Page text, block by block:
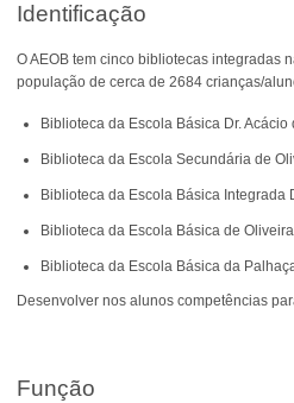
Identificação
O AEOB tem cinco bibliotecas integradas
população de cerca de 2684 crianças/
Biblioteca da Escola Básica Dr. Acácio
Biblioteca da Escola Secundária de
Biblioteca da Escola Básica Integrada
Biblioteca da Escola Básica de
Biblioteca da Escola Básica da
Desenvolver nos alunos competências
Função